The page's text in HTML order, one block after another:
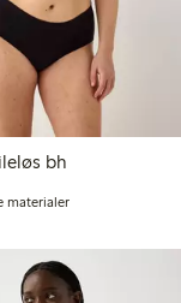
bh
kr
materialer